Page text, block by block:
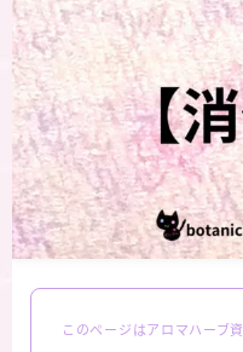
サイトマップ
このページはアロマハーブ